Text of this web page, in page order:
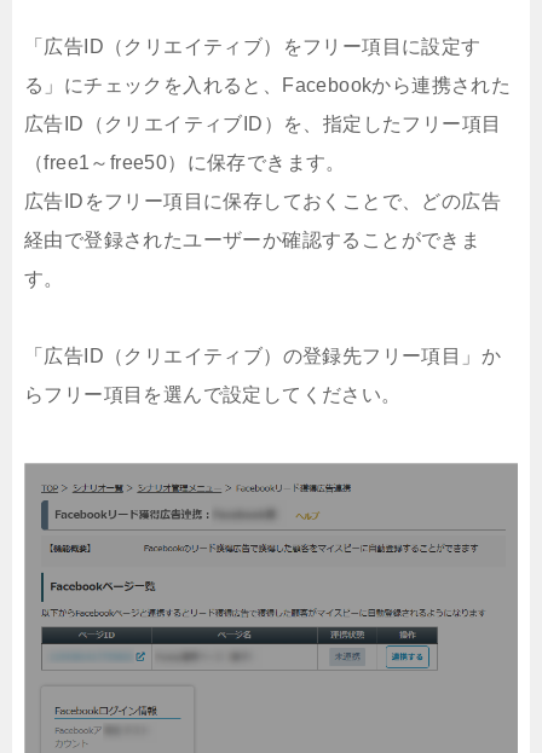
「広告ID（クリエイティブ）をフリー項目に設定す
る」にチェックを入れると、Facebookから連携された
広告ID（クリエイティブID）を、指定したフリー項目
（free1～free50）に保存できます。
広告IDをフリー項目に保存しておくことで、どの広告
経由で登録されたユーザーか確認することができま
す。
「広告ID（クリエイティブ）の登録先フリー項目」か
らフリー項目を選んで設定してください。